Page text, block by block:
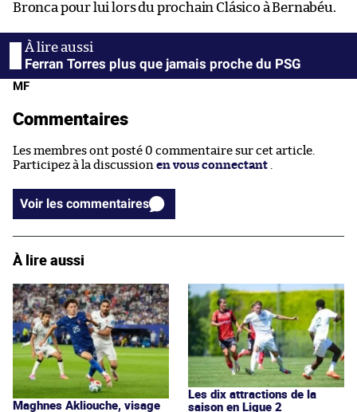
Bronca pour lui lors du prochain Clásico à Bernabéu.
Ferran Torres plus que jamais proche du PSG
MF
Commentaires
Les membres ont posté 0 commentaire sur cet article.
Participez à la discussion en vous connectant .
Voir les commentaires
À lire aussi
Maghnes Akliouche, visage
Les dix attractions de la
saison en Ligue 2